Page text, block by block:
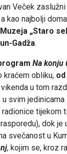
Veček zaslužni
kao najbolji
Muzeja „Staro
Gadža.
Na konju
kraćem obliku,
u tom
svim
tijekom
dok je
svečanost u
, kojim se, kroz